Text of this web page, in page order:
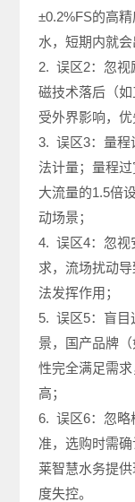
±0.2%FS的高
水，短期内就会
2. 误区2：忽
磁技术落后（
受外界影响，优
3. 误区3：量
法计量；量程
大流量的1.5倍
动场景；
4. 误区4：忽
求，流场扰动
法发挥作用；
5. 误区5：盲
景，国产品牌
性完全满足需
高；
6. 误区6：忽
准，选购时需
莱智慧水务提
度失控。